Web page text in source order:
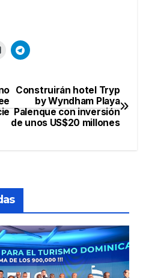
Construirán hotel Tryp
by Wyndham Playa
Palenque con inversión
de unos US$20 millones